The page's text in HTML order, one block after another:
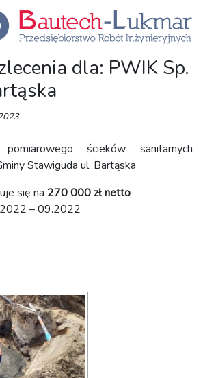
dla: PWIK Sp.
ścieków sanitarnych
Stawiguda ul. Bartąska
się na 270 000 zł netto
– 09.2022